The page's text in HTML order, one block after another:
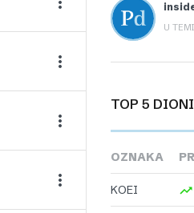
U
TOP 5
OZNAKA
KOEI